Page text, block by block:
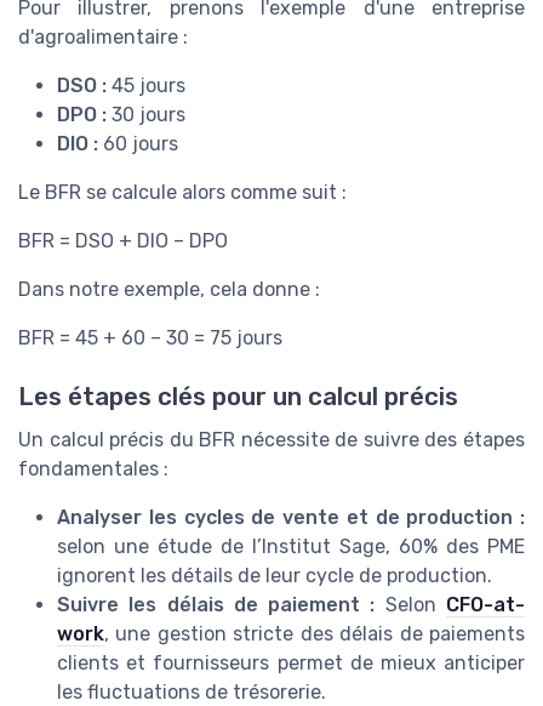
Pour illustrer, prenons l'exemple d'une entreprise
d'agroalimentaire :
DSO : 45 jours
DPO : 30 jours
DIO : 60 jours
Le BFR se calcule alors comme suit :
BFR = DSO + DIO – DPO
Dans notre exemple, cela donne :
BFR = 45 + 60 – 30 = 75 jours
Les étapes clés pour un calcul précis
Un calcul précis du BFR nécessite de suivre des étapes
fondamentales :
Analyser les cycles de vente et de production :
selon une étude de l’Institut Sage, 60% des PME
ignorent les détails de leur cycle de production.
Suivre les délais de paiement : Selon CFO-at-
work, une gestion stricte des délais de paiements
clients et fournisseurs permet de mieux anticiper
les fluctuations de trésorerie.